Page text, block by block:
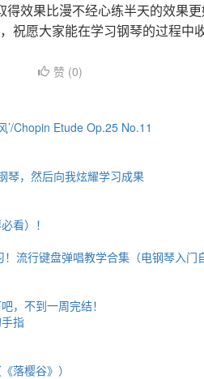
效果比漫不经心练半天的效果
愿大家能在学习钢琴的过程中
赞 (0)
’/Chopin Etude Op.25 No.11
琴，然后向我炫耀学习成果
看）！
！流行键盘弹唱教学合集（电钢琴入门
，不到一周完结！
指
落樱谷》）